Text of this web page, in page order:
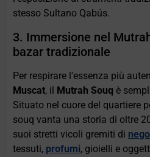
stesso Sultano Qabús.
3. Immersione nel
bazar tradizionale
Per respirare l'essenza più
Muscat, il Mutrah Souq è
Situato nel cuore del quartiere
souq vanta una storia di oltre
suoi stretti vicoli gremiti di
tessuti, profumi, gioielli e